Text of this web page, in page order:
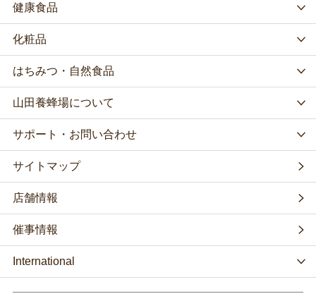
健康食品
化粧品
はちみつ・自然食品
山田養蜂場について
サポート・お問い合わせ
サイトマップ
店舗情報
催事情報
International